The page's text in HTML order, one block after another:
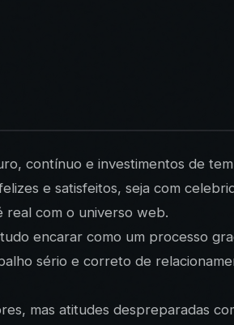
contínuo e investimentos de
e satisfeitos, seja com
real com o universo web.
encarar como um processo
sério e correto de
mas atitudes despreparadas